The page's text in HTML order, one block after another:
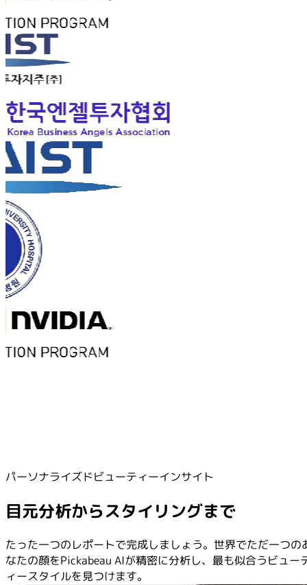
パーソナライズドビューティーインサイト
目元分析からスタイリングまで
たった一つのレポートで完成しましょう。世界でただ一つの
なたの顔をPickabeau AIが精密に分析し、最も似合うビュー
ィースタイルを見つけます。